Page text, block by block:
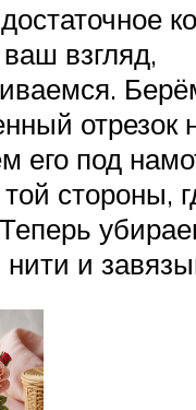
взгляд,
отрезок
его под
стороны,
нити и